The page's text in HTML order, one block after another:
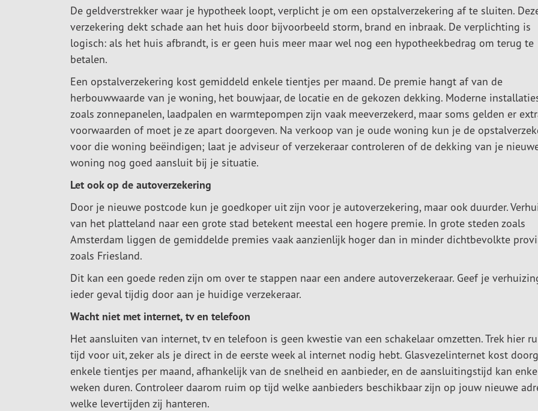
De geldverstrekker waar je hypotheek loopt, verplicht je om een opstalverzekering af te sluiten.
verzekering dekt schade aan het huis door bijvoorbeeld storm, brand en inbraak. De verplichting is
logisch: als het huis afbrandt, is er geen huis meer maar wel nog een hypotheekbedrag om terug te
betalen.
Een opstalverzekering kost gemiddeld enkele tientjes per maand. De premie hangt af van de
herbouwwaarde van je woning, het bouwjaar, de locatie en de gekozen dekking. Moderne
zoals zonnepanelen, laadpalen en warmtepompen zijn vaak meeverzekerd, maar soms gelden er
voorwaarden of moet je ze apart doorgeven. Na verkoop van je oude woning kun je de
voor die woning beëindigen; laat je adviseur of verzekeraar controleren of de dekking van je
woning nog goed aansluit bij je situatie.
Let ook op de autoverzekering
Door je nieuwe postcode kun je goedkoper uit zijn voor je autoverzekering, maar ook duurder.
van het platteland naar een grote stad betekent meestal een hogere premie. In grote steden zoals
Amsterdam liggen de gemiddelde premies vaak aanzienlijk hoger dan in minder dichtbevolkte
zoals Friesland.
Dit kan een goede reden zijn om over te stappen naar een andere autoverzekeraar. Geef je
ieder geval tijdig door aan je huidige verzekeraar.
Wacht niet met internet, tv en telefoon
Het aansluiten van internet, tv en telefoon is geen kwestie van een schakelaar omzetten. Trek hier
tijd voor uit, zeker als je direct in de eerste week al internet nodig hebt. Glasvezelinternet kost
enkele tientjes per maand, afhankelijk van de snelheid en aanbieder, en de aansluitingstijd kan
weken duren. Controleer daarom ruim op tijd welke aanbieders beschikbaar zijn op jouw nieuwe
welke levertijden zij hanteren.